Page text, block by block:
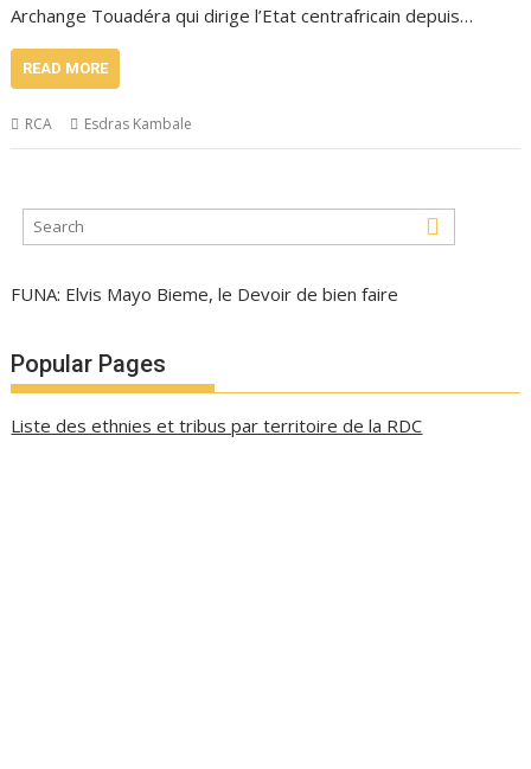
Archange Touadéra qui dirige l’Etat centrafricain depuis…
READ MORE
RCA Esdras Kambale
FUNA: Elvis Mayo Bieme, le Devoir de bien faire
Popular Pages
Liste des ethnies et tribus par territoire de la RDC